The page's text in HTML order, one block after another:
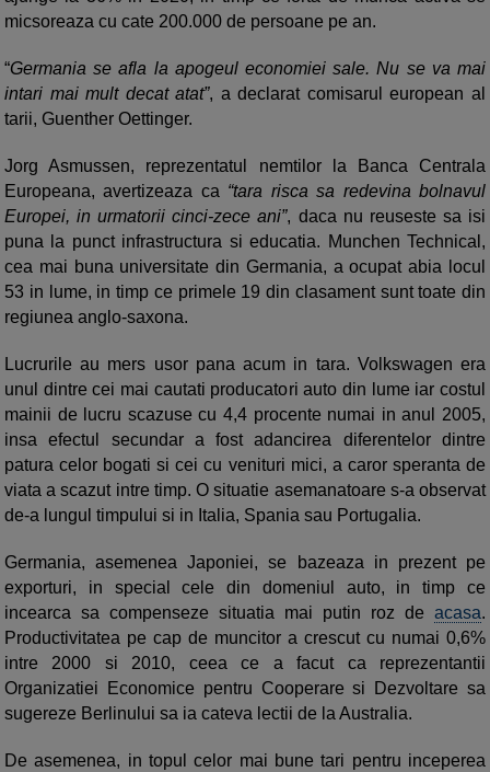
micsoreaza cu cate 200.000 de persoane pe an.
“Germania se afla la apogeul economiei sale. Nu se va mai
intari mai mult decat atat”, a declarat comisarul european al
tarii, Guenther Oettinger.
Jorg Asmussen, reprezentatul nemtilor la Banca Centrala
Europeana, avertizeaza ca “tara risca sa redevina bolnavul
Europei, in urmatorii cinci-zece ani”, daca nu reuseste sa isi
puna la punct infrastructura si educatia. Munchen Technical,
cea mai buna universitate din Germania, a ocupat abia locul
53 in lume, in timp ce primele 19 din clasament sunt toate din
regiunea anglo-saxona.
Lucrurile au mers usor pana acum in tara. Volkswagen era
unul dintre cei mai cautati producatori auto din lume iar costul
mainii de lucru scazuse cu 4,4 procente numai in anul 2005,
insa efectul secundar a fost adancirea diferentelor dintre
patura celor bogati si cei cu venituri mici, a caror speranta de
viata a scazut intre timp. O situatie asemanatoare s-a observat
de-a lungul timpului si in Italia, Spania sau Portugalia.
Germania, asemenea Japoniei, se bazeaza in prezent pe
exporturi, in special cele din domeniul auto, in timp ce
incearca sa compenseze situatia mai putin roz de acasa.
Productivitatea pe cap de muncitor a crescut cu numai 0,6%
intre 2000 si 2010, ceea ce a facut ca reprezentantii
Organizatiei Economice pentru Cooperare si Dezvoltare sa
sugereze Berlinului sa ia cateva lectii de la Australia.
De asemenea, in topul celor mai bune tari pentru inceperea